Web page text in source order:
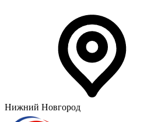
Нижний Новгород